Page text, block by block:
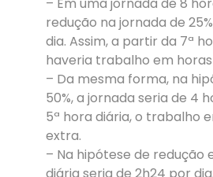
redução na jornada de
dia. Assim, a partir da 7ª
haveria trabalho em
– Da mesma forma, na
50%, a jornada seria de 4
5ª hora diária, o trabalho
extra.
– Na hipótese de redução